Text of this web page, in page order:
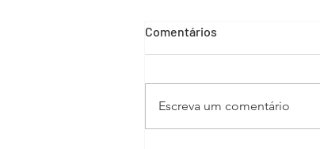
Comentários
Escreva um comentário